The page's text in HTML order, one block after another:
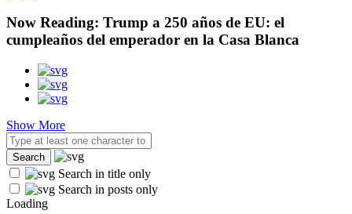
Now Reading: Trump a 250 años de EU: el
cumpleaños del emperador en la Casa Blanca
Show More
Search in title only
Search in posts only
Loading